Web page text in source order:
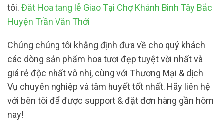
tôi. Đăt Hoa tang lễ Giao Tại Chợ Khánh Bình Tây Bắc
Huyện Trần Văn Thới
Chúng chúng tôi khẳng định đưa về cho quý khách
các dòng sản phẩm hoa tươi đẹp tuyệt vời nhất và
giá rẻ độc nhất vô nhị, cùng với Thương Mại & dịch
Vụ chuyên nghiệp và tâm huyết tốt nhất. Hãy liên hệ
với bên tôi để được support & đặt đơn hàng gần hôm
nay!